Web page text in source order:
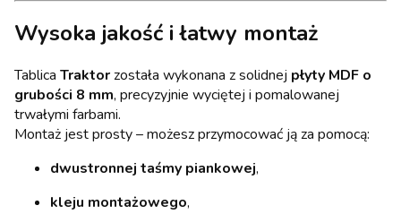
Wysoka jakość i łatwy montaż
Tablica Traktorzostała wykonana z solidnej płyty MDF o
grubości 8 mm, precyzyjnie wyciętej i pomalowanej
trwałymi farbami.
Montaż jest prosty – możesz przymocować ją za pomocą:
dwustronnej taśmy piankowej,
kleju montażowego,